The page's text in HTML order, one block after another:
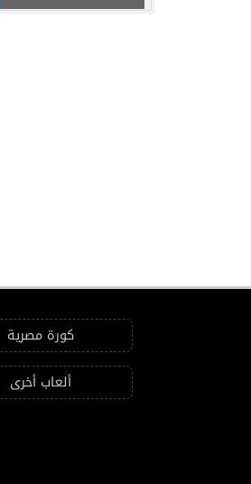
كورة مصرية
ألعاب أخرى